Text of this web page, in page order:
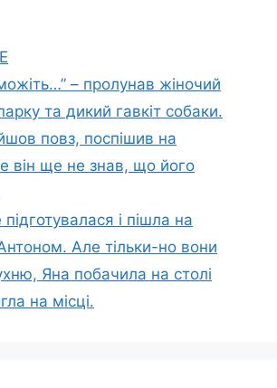
– пролунав жіночий
та дикий гавкіт собаки.
повз, поспішив на
він ще не знав, що його
і пішла на
Але тільки-но вони
Яна побачила на столі
на місці.